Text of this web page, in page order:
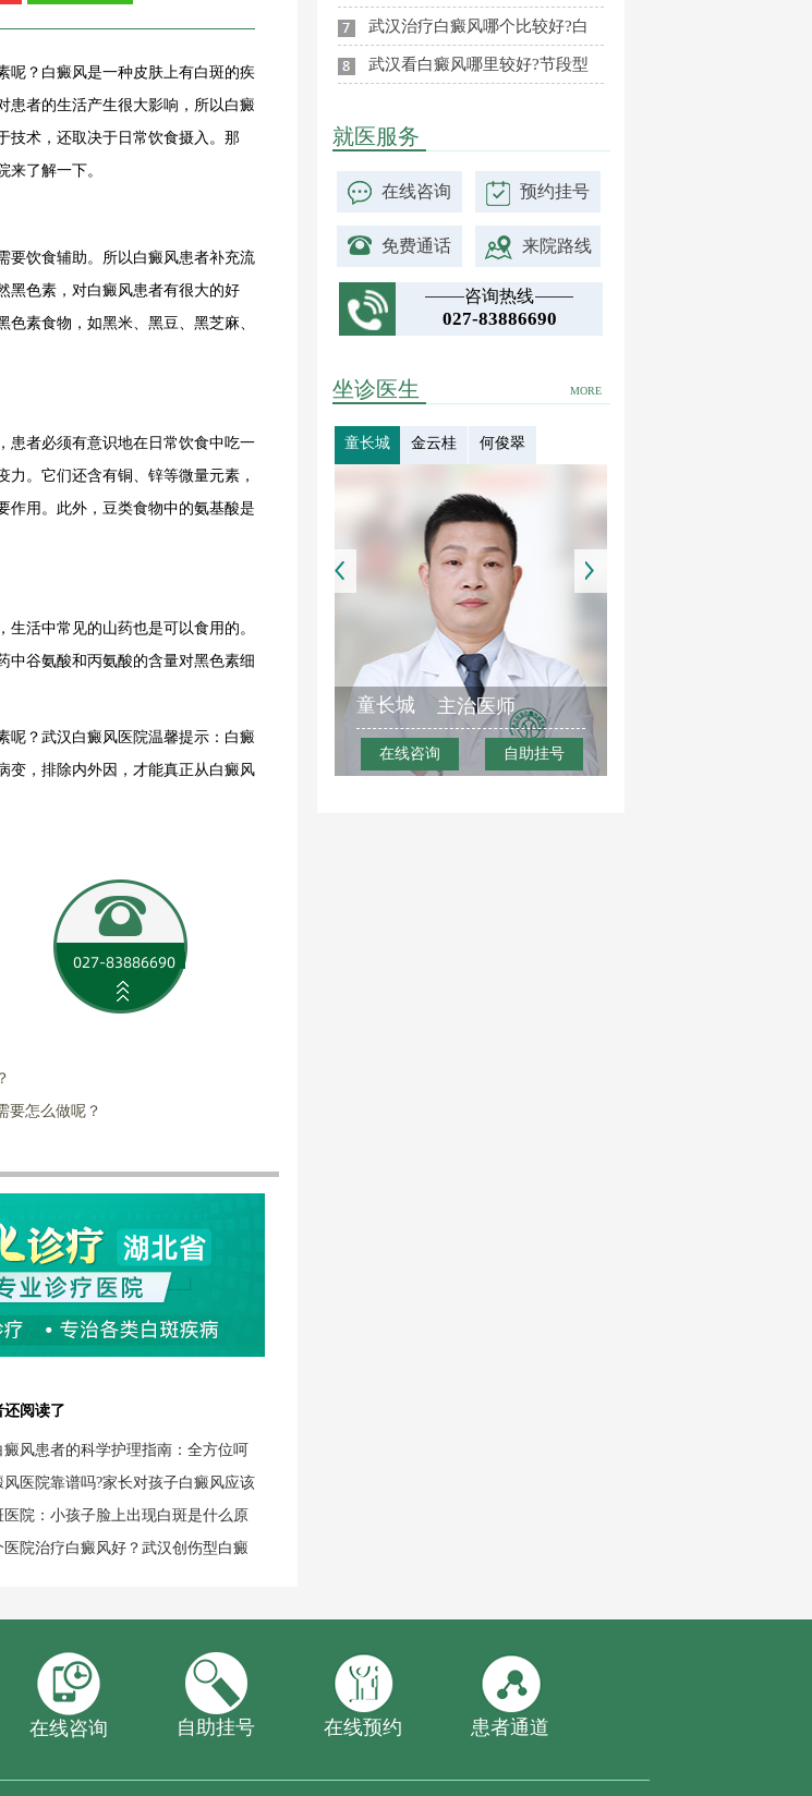
？白癜风是一种皮肤上有白斑的疾
患者的生活产生很大影响，所以白癜
技术，还取决于日常饮食摄入。那
了解一下。
饮食辅助。所以白癜风患者补充流
黑色素，对白癜风患者有很大的好
素食物，如黑米、黑豆、黑芝麻、
者必须有意识地在日常饮食中吃一
。它们还含有铜、锌等微量元素，
作用。此外，豆类食物中的氨基酸是
活中常见的山药也是可以食用的。
中谷氨酸和丙氨酸的含量对黑色素细
？武汉白癜风医院温馨提示：白癜
变，排除内外因，才能真正从白癜风
要怎么做呢？
还阅读了
癜风患者的科学护理指南：全方位呵
风医院靠谱吗?家长对孩子白癜风应该
医院：小孩子脸上出现白斑是什么原
医院治疗白癜风好？武汉创伤型白癜
武汉治疗白癜风哪个比较好?白
武汉看白癜风哪里较好?节段型
就医服务
在线咨询 预约挂号
免费通话 来院路线
咨询热线
027-83886690
MORE
坐诊医生
童长城 金云桂 何俊翠
童长城 主治医师
在线咨询 自助挂号
在线咨询 自助挂号 在线预约 患者通道